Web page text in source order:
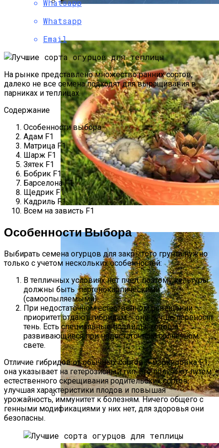
Ландшафтный Дизайн: Превращение
Пространства В Искусство
Что Можно Посадить Рядом С
Whatsapp
Whatsapp
Email
На рынке представлено множество ранних сортов,
далеко не все семена подходят для выращивания в
парниках и теплицах.
Содержание
Особенности выбора
Адам F1
Матрица F1
Шарж F1
Зятек F1
Бобрик F1
Барселона F1
Щедрик F1
Кадриль F1
Всем на зависть F1
Особенности Выбора
Выбирать семена огурцов для закрытого грунта нужно
только с учетом нескольких особенностей:
В тепличных условиях нет пчел, поэтому культуры
должны быть партенокарпическими
(самоопыляемыми).
При недостаточном естественном освещении
приоритет отдают гибридам – они лучше переносят
тень. Есть специальные подвиды, хорошо
развивающиеся при недостаточном солнечном
свете.
Отличие гибридов от обычных сортов – маркировка F1,
она указывает на гетерозисный тип. Его получают путем
естественного скрещивания родительских сортов,
улучшая характеристики плодов и повышая
урожайность, иммунитет к болезням. Ничего общего с
генными модификациями у них нет, для здоровья они
безопасны.